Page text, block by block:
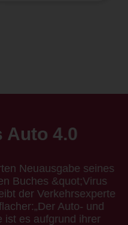
4.0
seines
&quot;Virus
Verkehrsexperte
Auto- und
aufgrund ihrer